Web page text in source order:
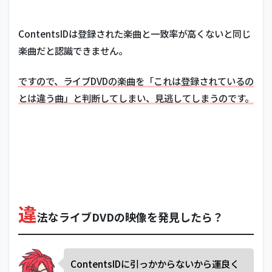
ContentsIDは登録された楽曲と一致率が高くないと同じ
楽曲だと認識できません。
ですので、ライブDVDの楽曲を「これは登録されているの
とは違う曲」と判断してしまい、見逃してしまうのです。
違法なライブDVDの映像を発見したら？
ContentsIDに引っかからないから運良く